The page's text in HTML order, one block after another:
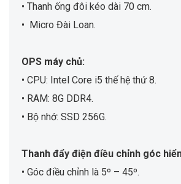
• Thanh ống đôi kéo dài 70 cm.
• Micro Đài Loan.
OPS máy chủ:
• CPU: Intel Core i5 thế hệ thứ 8.
• RAM: 8G DDR4.
• Bộ nhớ: SSD 256G.
Thanh đẩy điện điều chỉnh góc
• Góc điều chỉnh là 5º – 45º.